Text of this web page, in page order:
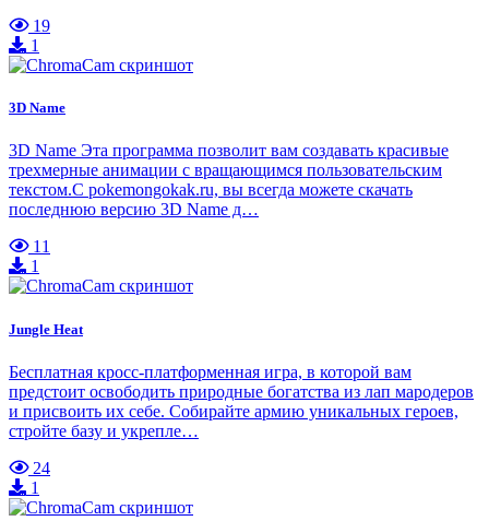
19
1
3D Name
3D Name Эта программа позволит вам создавать красивые
трехмерные анимации с вращающимся пользовательским
текстом.С pokemongokak.ru, вы всегда можете скачать
последнюю версию 3D Name д…
11
1
Jungle Heat
Бесплатная кросс-платформенная игра, в которой вам
предстоит освободить природные богатства из лап мародеров
и присвоить их себе. Собирайте армию уникальных героев,
стройте базу и укрепле…
24
1